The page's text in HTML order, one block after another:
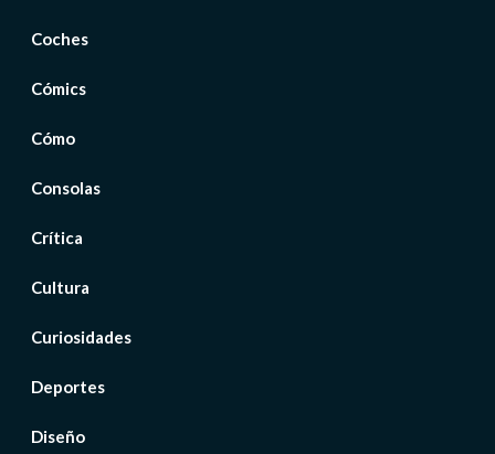
Coches
Cómics
Cómo
Consolas
Crítica
Cultura
Curiosidades
Deportes
Diseño